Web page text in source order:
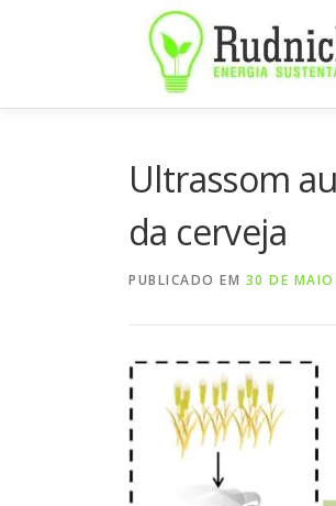
Ultrassom
da cerveja
PUBLICADO EM 30 DE